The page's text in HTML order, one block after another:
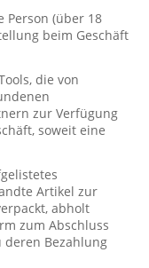
Person (über 18
beim Geschäft
die von
zur Verfügung
soweit eine
Artikel zur
abholt
zum Abschluss
deren Bezahlung